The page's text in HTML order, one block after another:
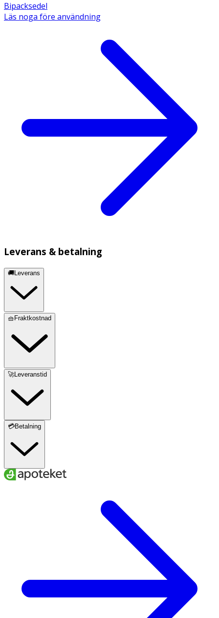
Bipacksedel
Läs noga före användning
Leverans & betalning
🚚Leverans
🧺Fraktkostnad
🚀Leveranstid
💳Betalning